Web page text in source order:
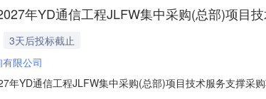
年YD通信工程JLFW集中采购(总部)项目
3天后投标截止
限公司
年YD通信工程JLFW集中采购(总部)项目技术服务支撑采